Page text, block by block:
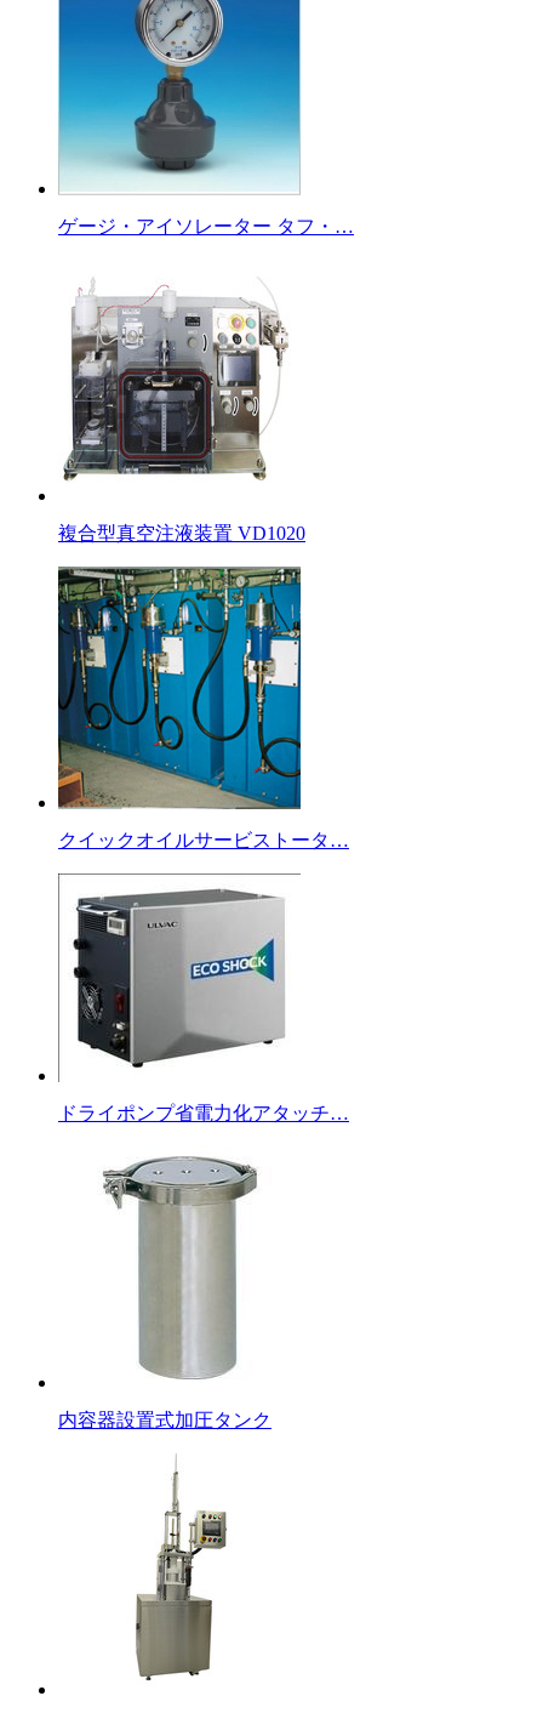
ゲージ・アイソレーター タフ・…
複合型真空注液装置 VD1020
クイックオイルサービストータ…
ドライポンプ省電力化アタッチ…
内容器設置式加圧タンク